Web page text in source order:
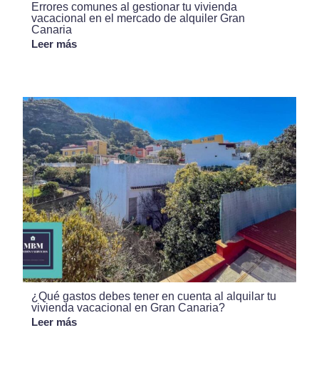
Errores comunes al gestionar tu vivienda
vacacional en el mercado de alquiler Gran
Canaria
Leer más
¿Qué gastos debes tener en cuenta al alquilar tu
vivienda vacacional en Gran Canaria?
Leer más